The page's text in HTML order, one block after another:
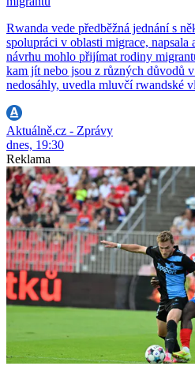
Rwanda vede předběžná jednání s
spolupráci v oblasti migrace,
návrhu mohlo přijímat rodiny
kam jít nebo jsou z různých důvodů
nedosáhly, uvedla mluvčí rwandské
Aktuálně.cz - Zprávy
dnes, 19:30
Reklama